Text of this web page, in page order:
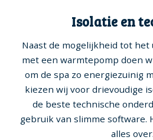
Isolatie en
Naast de mogelijkheid tot
met een warmtepomp doen
om de spa zo energiezuinig
kiezen wij voor drievoudige
de beste technische
gebruik van slimme software.
alles over.